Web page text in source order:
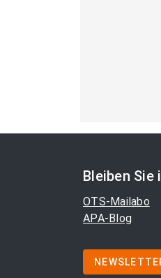
Bleiben
OTS-Mailabo
APA-Blog